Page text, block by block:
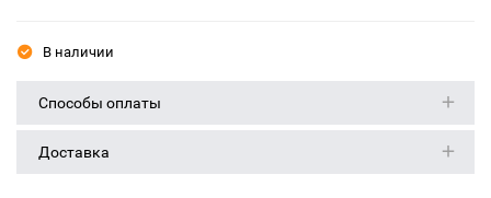
В наличии
Способы оплаты
Доставка